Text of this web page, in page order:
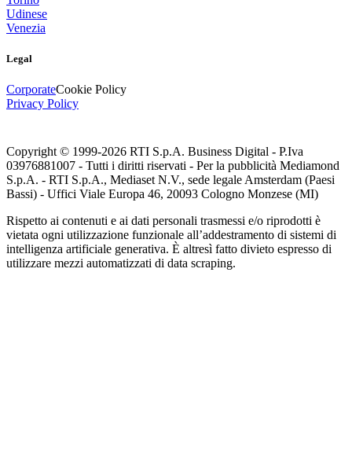
Udinese
Venezia
Legal
CorporateCookie Policy
Privacy Policy
Copyright © 1999-2026 RTI S.p.A. Business Digital - P.Iva
03976881007 - Tutti i diritti riservati - Per la pubblicità Mediamond
S.p.A. - RTI S.p.A., Mediaset N.V., sede legale Amsterdam (Paesi
Bassi) - Uffici Viale Europa 46, 20093 Cologno Monzese (MI)
Rispetto ai contenuti e ai dati personali trasmessi e/o riprodotti è
vietata ogni utilizzazione funzionale all’addestramento di sistemi di
intelligenza artificiale generativa. È altresì fatto divieto espresso di
utilizzare mezzi automatizzati di data scraping.